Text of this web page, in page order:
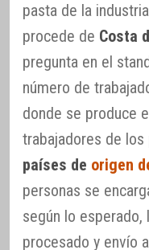
pasta de la
procede de Costa
pregunta en el
número de
donde se produce
trabajadores de los
países de origen
personas se
según lo esperado,
procesado y envío